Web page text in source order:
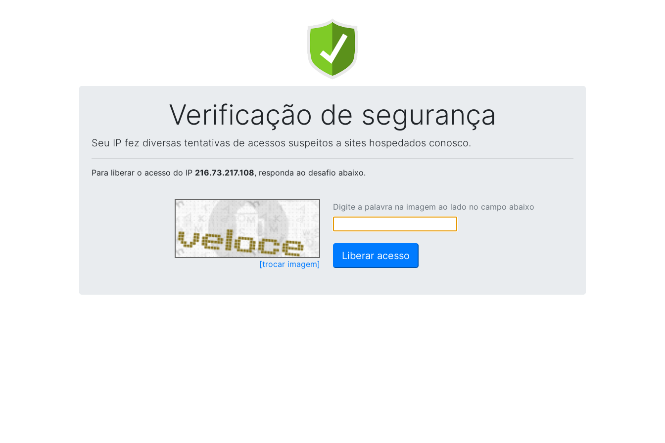
Verificação de segurança
Seu IP fez diversas tentativas de acessos suspeitos a sites hospedados conosco.
Para liberar o acesso do IP 216.73.217.108, responda ao desafio abaixo.
[trocar imagem]
Digite a palavra na imagem ao lado no campo abaixo